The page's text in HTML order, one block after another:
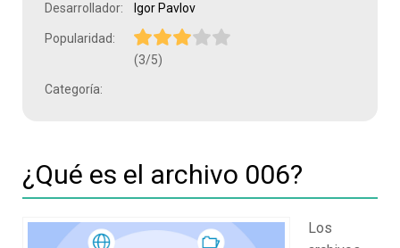
Desarrollador: Igor Pavlov
Popularidad:
(3/5)
Categoría:
¿Qué es el archivo 006?
Los